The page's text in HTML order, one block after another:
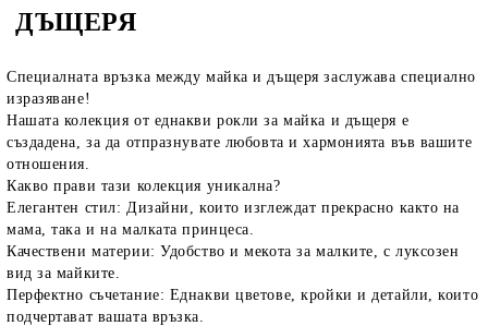
ДЪЩЕРЯ
Специалната връзка между майка и дъщеря заслужава специално
изразяване!
Нашата колекция от еднакви рокли за майка и дъщеря е
създадена, за да отпразнувате любовта и хармонията във вашите
отношения.
Какво прави тази колекция уникална?
Елегантен стил: Дизайни, които изглеждат прекрасно както на
мама, така и на малката принцеса.
Качествени материи: Удобство и мекота за малките, с луксозен
вид за майките.
Перфектно съчетание: Еднакви цветове, кройки и детайли, които
подчертават вашата връзка.